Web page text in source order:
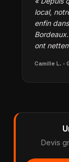
local,
enfin
ont
Camille L.
Devis